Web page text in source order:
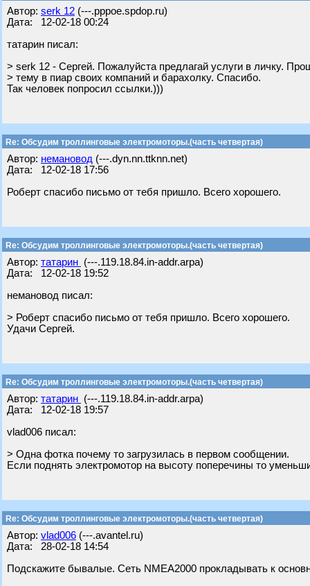
Автор: serk 12 (---.pppoe.spdop.ru)
Дата: 12-02-18 00:24
татарин писал:
> serk 12 - Сергей. Пожалуйста предлагай услуги в личку.
> тему в пиар своих компаний и барахолку. Спасибо.
Так человек попросил ссылки.)))
Re: Обсудим троллинговые электромоторы.(часть четвертая)
Автор: немановод (---.dyn.nn.ttknn.net)
Дата: 12-02-18 17:56
Роберт спасибо письмо от тебя пришло. Всего хорошего.
Re: Обсудим троллинговые электромоторы.(часть четвертая)
Автор: татарин (---.119.18.84.in-addr.arpa)
Дата: 12-02-18 19:52
немановод писал:
> Роберт спасибо письмо от тебя пришло. Всего хорошего.
Удачи Сергей.
Re: Обсудим троллинговые электромоторы.(часть четвертая)
Автор: татарин (---.119.18.84.in-addr.arpa)
Дата: 12-02-18 19:57
vlad006 писал:
> Одна фотка почему то загрузилась в первом сообщении.
Если поднять электромотор на высоту поперечины то
Re: Обсудим троллинговые электромоторы.(часть четвертая)
Автор: vlad006 (---.avantel.ru)
Дата: 28-02-18 14:54
Подскажите бывалые. Сеть NMEA2000 прокладывать к